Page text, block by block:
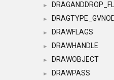
►
►
► DRAWFLAGS
► DRAWHANDLE
► DRAWOBJECT
► DRAWPASS